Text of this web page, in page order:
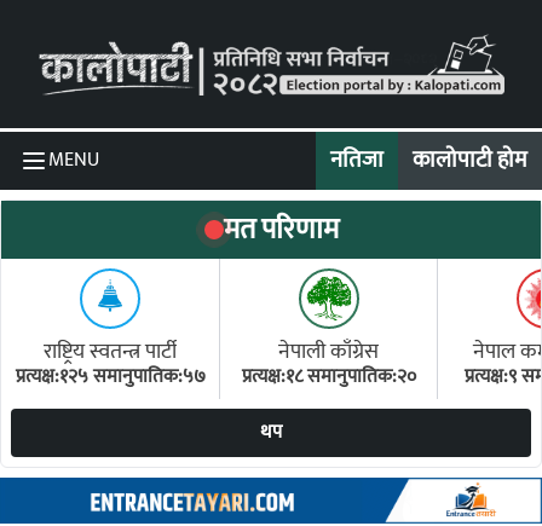
MENU नतिजा कालोपाटी होम
मत परिणाम
राष्ट्रिय स्वतन्त्र पार्टी
प्रत्यक्ष:१२५ समानुपातिक:५७
नेपाली काँग्रेस
प्रत्यक्ष:१८ समानुपातिक:२०
नेपाल
प्रत्यक्ष:९
थप